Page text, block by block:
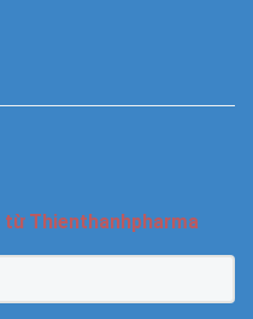
Thienthanhpharma